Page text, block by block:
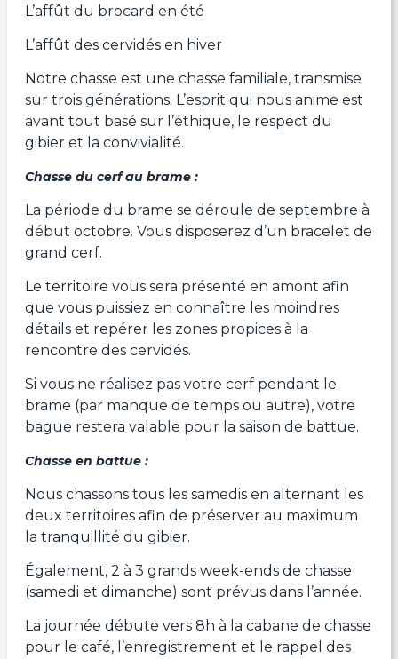
L’affût du brocard en été
L’affût des cervidés en hiver
Notre chasse est une chasse familiale, transmise
sur trois générations. L’esprit qui nous anime est
avant tout basé sur l’éthique, le respect du
gibier et la convivialité.
Chasse du cerf au brame :
La période du brame se déroule de septembre à
début octobre. Vous disposerez d’un bracelet de
grand cerf.
Le territoire vous sera présenté en amont afin
que vous puissiez en connaître les moindres
détails et repérer les zones propices à la
rencontre des cervidés.
Si vous ne réalisez pas votre cerf pendant le
brame (par manque de temps ou autre), votre
bague restera valable pour la saison de battue.
Chasse en battue :
Nous chassons tous les samedis en alternant les
deux territoires afin de préserver au maximum
la tranquillité du gibier.
Également, 2 à 3 grands week-ends de chasse
(samedi et dimanche) sont prévus dans l’année.
La journée débute vers 8h à la cabane de chasse
pour le café, l’enregistrement et le rappel des